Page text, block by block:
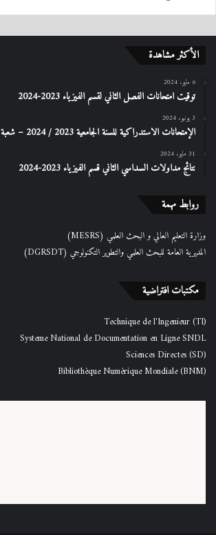
الأكثر مشاهدة
6 مايو، 2024
توقيت امتحانات الفصل الثاني لقسم الفيزياء 2023-2024
3 يونيو، 2024
الإمتحانات الاستدراكیة للسنة الجامعیة 2023 / 2024 – شعبة الكیمیـــــاء
31 مايو، 2024
نتائج مداولات السداسي الثاني قسم الفيزياء 2023-2024
روابط مهمة
وزارة التعليم العالي و البحث العلمي (MESRS)
المديرية العامة للبحث العلمي والتطوير التكنولوجي (DGRSDT)
مكتبات افتراضية
Technique de l'Ingenieur (TI)
Systeme National de Documentation en Ligne SNDL
Sciences Directes (SD)
Bibliothèque Numérique Mondiale (BNM)